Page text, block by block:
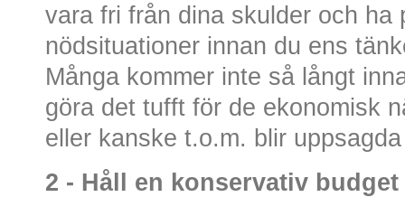
vara fri från dina skulder och ha
nödsituationer innan du ens
Många kommer inte så långt
göra det tufft för de ekonomisk
eller kanske t.o.m. blir
2 - Håll en konservativ budget